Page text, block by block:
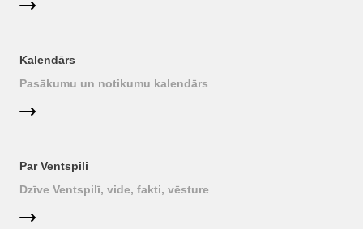
Kalendārs
Pasākumu un notikumu kalendārs
Par Ventspili
Dzīve Ventspilī, vide, fakti, vēsture